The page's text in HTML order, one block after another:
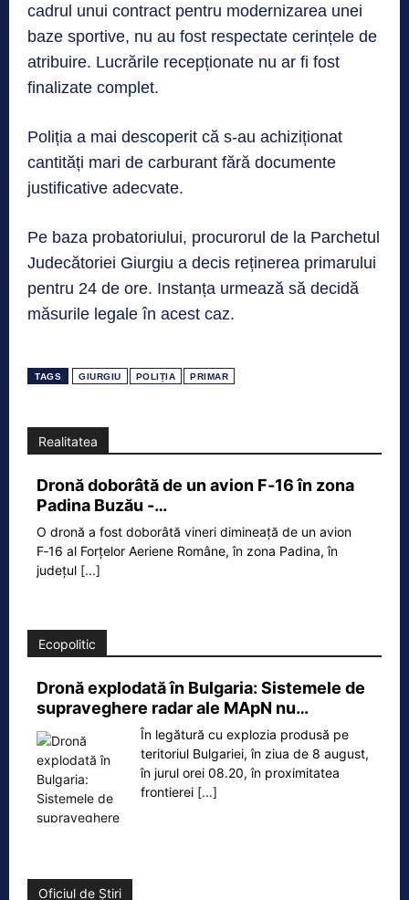
cadrul unui contract pentru modernizarea unei
baze sportive, nu au fost respectate cerințele de
atribuire. Lucrările recepționate nu ar fi fost
finalizate complet.
Poliția a mai descoperit că s-au achiziționat
cantități mari de carburant fără documente
justificative adecvate.
Pe baza probatoriului, procurorul de la Parchetul
Judecătoriei Giurgiu a decis reținerea primarului
pentru 24 de ore. Instanța urmează să decidă
măsurile legale în acest caz.
TAGS GIURGIU POLIȚIA PRIMAR
Realitatea
Dronă doborâtă de un avion F‑16 în zona
Padina Buzău -…
O dronă a fost doborâtă vineri dimineață de un avion
F‑16 al Forțelor Aeriene Române, în zona Padina, în
județul [...]
Ecopolitic
Dronă explodată în Bulgaria: Sistemele de
supraveghere radar ale MApN nu…
În legătură cu explozia produsă pe
teritoriul Bulgariei, în ziua de 8 august,
în jurul orei 08.20, în proximitatea
frontierei [...]
Oficiul de Știri